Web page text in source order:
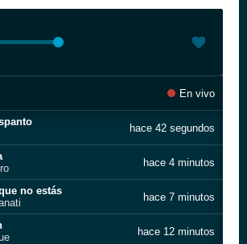
En vivo
hace 42 segundos
hace 4 minutos
no estás
hace 7 minutos
hace 12 minutos